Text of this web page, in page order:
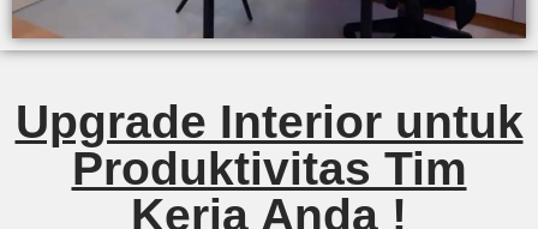
Upgrade Interior untuk
Produktivitas Tim
Kerja Anda !